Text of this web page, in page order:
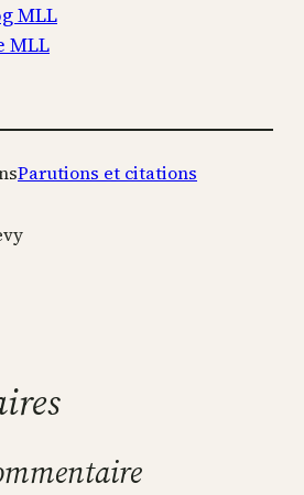
MLL
MLL
Parutions et citations